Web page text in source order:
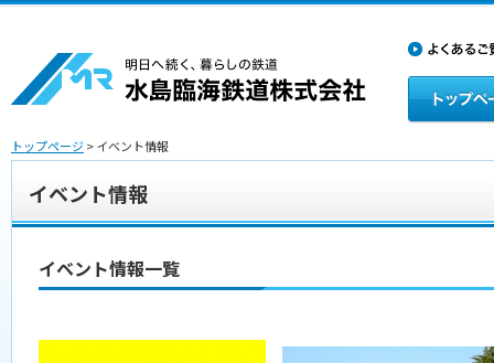
トップページ> イベント情報
イベント情報
イベント情報一覧